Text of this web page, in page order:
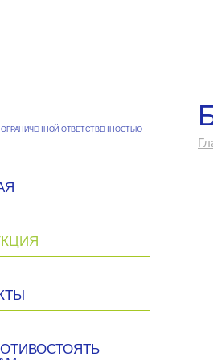
ОТВЕТСТВЕННОСТЬЮ